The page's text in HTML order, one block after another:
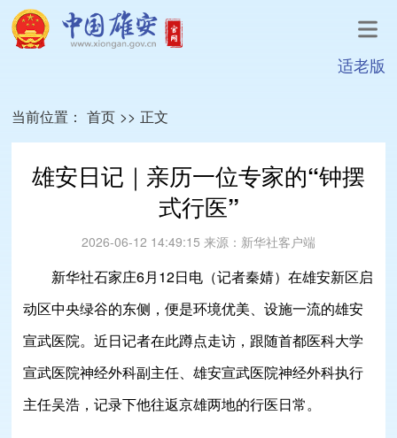
适老版
当前位置： 首页 >> 正文
雄安日记｜亲历一位专家的“钟摆
式行医”
2026-06-12 14:49:15 来源： 新华社客户端
新华社石家庄6月12日电（记者秦婧）在雄安新区启
动区中央绿谷的东侧，便是环境优美、设施一流的雄安
宣武医院。近日记者在此蹲点走访，跟随首都医科大学
宣武医院神经外科副主任、雄安宣武医院神经外科执行
主任吴浩，记录下他往返京雄两地的行医日常。